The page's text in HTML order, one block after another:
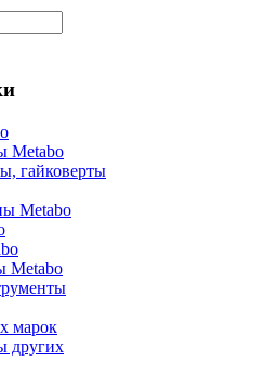
Metabo
гайковерты
Metabo
Metabo
марок
других